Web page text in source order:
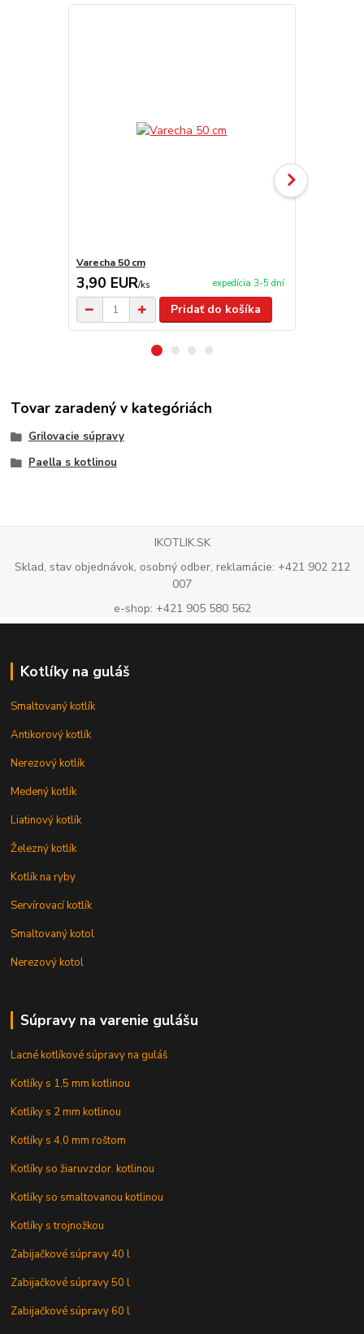
Varecha 50 cm
3,90 EUR/ks expedícia 3-5 dní
Pridať do košíka
Tovar zaradený v kategóriách
Grilovacie súpravy
Paella s kotlinou
IKOTLIK.SK
Sklad, stav objednávok, osobný odber, reklamácie: +421 902 212
007
e-shop: +421 905 580 562
Kotlíky na guláš
Smaltovaný kotlík
Antikorový kotlík
Nerezový kotlík
Medený kotlík
Liatinový kotlík
Železný kotlík
Kotlík na ryby
Servírovací kotlík
Smaltovaný kotol
Nerezový kotol
Súpravy na varenie gulášu
Lacné kotlíkové súpravy na guláš
Kotlíky s 1,5 mm kotlinou
Kotlíky s 2 mm kotlinou
Kotlíky s 4,0 mm roštom
Kotlíky so žiaruvzdor. kotlinou
Kotlíky so smaltovanou kotlinou
Kotlíky s trojnožkou
Zabijačkové súpravy 40 l
Zabijačkové súpravy 50 l
Zabijačkové súpravy 60 l